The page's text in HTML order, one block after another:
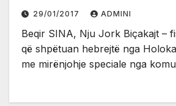
29/01/2017 ADMINI
Beqir SINA, Nju Jork Biçakajt –
që shpëtuan hebrejtë nga
me mirënjohje speciale nga